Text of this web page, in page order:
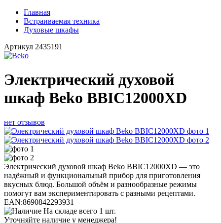
Главная
Встраиваемая техника
Духовые шкафы
Артикул 2435191
Электрический духовой
шкаф Beko BBIC12000XD
нет отзывов
Электрический духовой шкаф Beko BBIC12000XD — это
надёжный и функциональный прибор для приготовления
вкусных блюд. Большой объём и разнообразные режимы
помогут вам экспериментировать с разными рецептами.
EAN:8690842293931
На складе всего 1 шт.
Уточняйте наличие у менеджера!